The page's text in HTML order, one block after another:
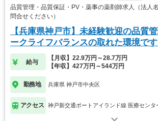
品質管理・品質保証・PV・薬事の薬剤師求人（法
問合せください）
【兵庫県神戸市】未経験歓迎の品質
ークライフバランスの取れた環境です
給与
【月収】22.9万円～28.7万円
【年収】427万円～544万円
勤務地 兵庫県 神戸市中央区
アクセス 神戸新交通ポートアイランド線 医療センタ